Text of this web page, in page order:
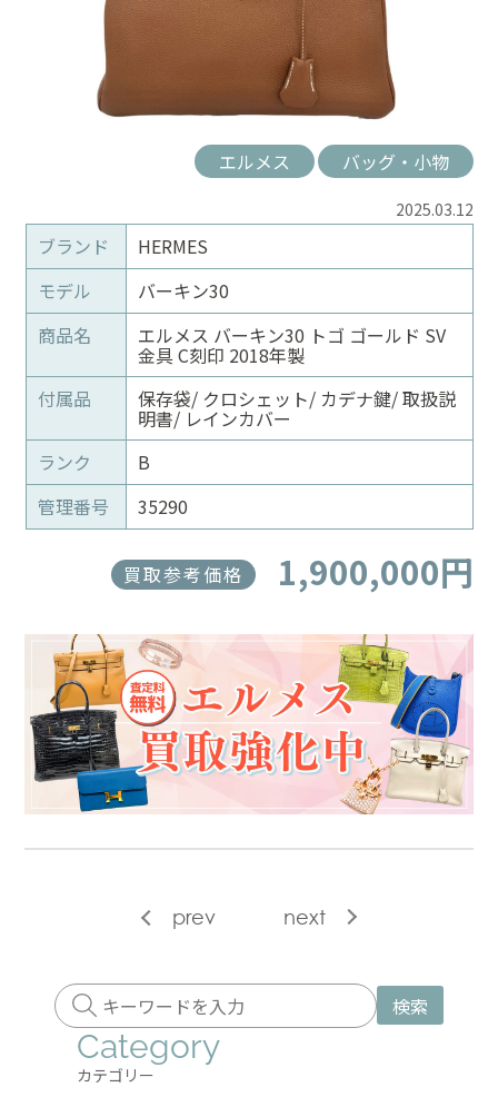
エルメス バッグ・小物
2025.03.12
ブランド
HERMES
モデル
バーキン30
商品名
エルメス バーキン30 トゴ ゴールド SV
金具 C刻印 2018年製
付属品
保存袋/ クロシェット/ カデナ鍵/ 取扱説
明書/ レインカバー
ランク
B
管理番号
35290
買取参考価格 1,900,000円
prev next
検索
Category
カテゴリー